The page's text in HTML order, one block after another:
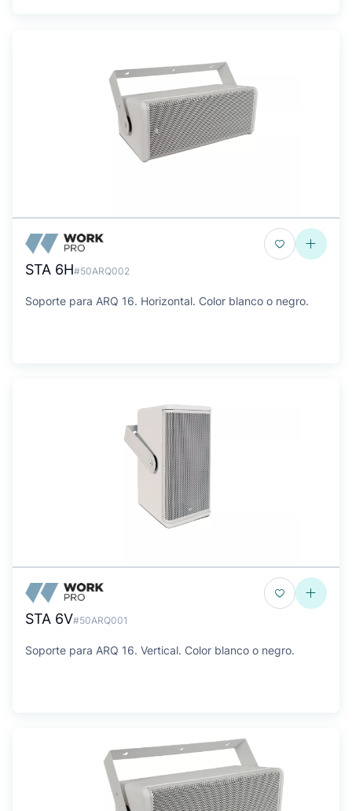
STA 6H#50ARQ002
Soporte para ARQ 16. Horizontal. Color blanco o negro.
STA 6V#50ARQ001
Soporte para ARQ 16. Vertical. Color blanco o negro.